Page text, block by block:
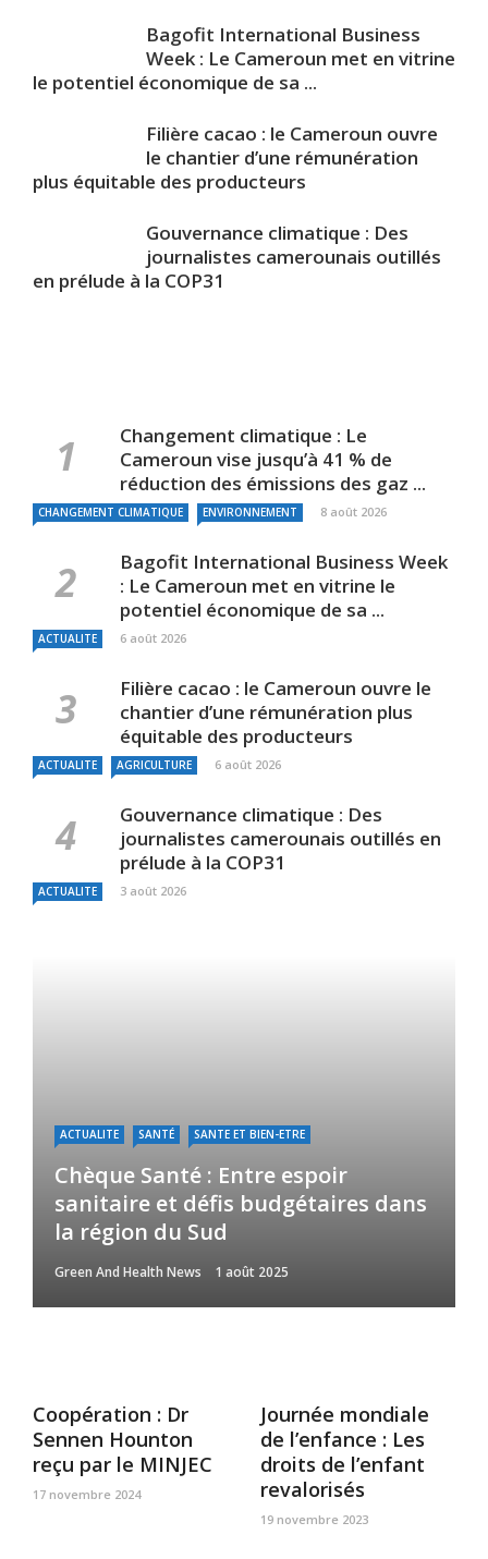
Bagofit International Business
Week : Le Cameroun met en vitrine
le potentiel économique de sa ...
Filière cacao : le Cameroun ouvre
le chantier d’une rémunération
plus équitable des producteurs
Gouvernance climatique : Des
journalistes camerounais outillés
en prélude à la COP31
Changement climatique : Le
Cameroun vise jusqu’à 41 % de
réduction des émissions des gaz ...
CHANGEMENT CLIMATIQUE ENVIRONNEMENT 8 août 2026
Bagofit International Business Week
: Le Cameroun met en vitrine le
potentiel économique de sa ...
ACTUALITE 6 août 2026
Filière cacao : le Cameroun ouvre le
chantier d’une rémunération plus
équitable des producteurs
ACTUALITE AGRICULTURE 6 août 2026
Gouvernance climatique : Des
journalistes camerounais outillés en
prélude à la COP31
ACTUALITE 3 août 2026
ACTUALITE SANTÉ SANTE ET BIEN-ETRE
Chèque Santé : Entre espoir
sanitaire et défis budgétaires dans
la région du Sud
Green And Health News 1 août 2025
Coopération : Dr
Sennen Hounton
reçu par le MINJEC
17 novembre 2024
Journée mondiale
de l’enfance : Les
droits de l’enfant
revalorisés
19 novembre 2023